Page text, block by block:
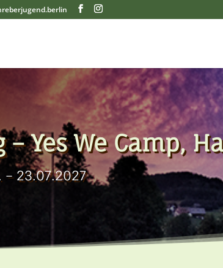
Yes We Camp,
– 23.07.2027